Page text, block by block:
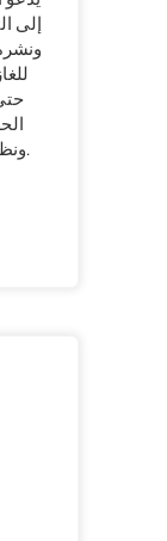
إلى
ونظيف وحراري وطاقة ومنتجات وخدمات.